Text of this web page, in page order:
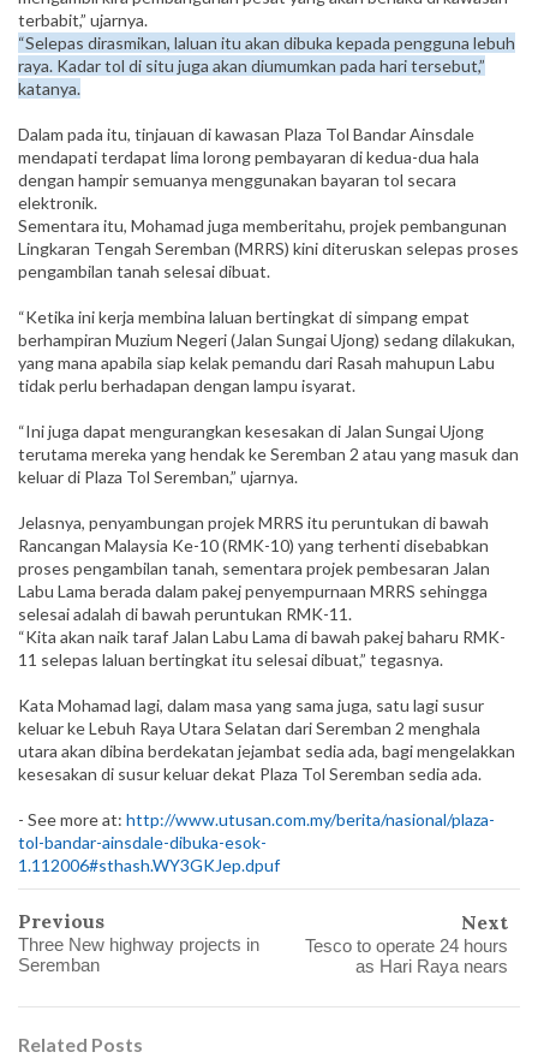
terbabit,” ujarnya.
“Selepas dirasmikan, laluan itu akan dibuka kepada pengguna lebuh
raya. Kadar tol di situ juga akan diumumkan pada hari tersebut,”
katanya.
Dalam pada itu, tinjauan di kawasan Plaza Tol Bandar Ainsdale
mendapati terdapat lima lorong pembayaran di kedua-dua hala
dengan hampir semuanya menggunakan bayaran tol secara
elektronik.
Sementara itu, Mohamad juga memberitahu, projek pembangunan
Lingkaran Tengah Seremban (MRRS) kini diteruskan selepas proses
pengambilan tanah selesai dibuat.
“Ketika ini kerja membina laluan bertingkat di simpang empat
berhampiran Muzium Negeri (Jalan Sungai Ujong) sedang dilakukan,
yang mana apabila siap kelak pemandu dari Rasah mahupun Labu
tidak perlu berhadapan dengan lampu isyarat.
“Ini juga dapat mengurangkan kesesakan di Jalan Sungai Ujong
terutama mereka yang hendak ke Seremban 2 atau yang masuk dan
keluar di Plaza Tol Seremban,” ujarnya.
Jelasnya, penyambungan projek MRRS itu peruntukan di bawah
Rancangan Malaysia Ke-10 (RMK-10) yang terhenti disebabkan
proses pengambilan tanah, sementara projek pembesaran Jalan
Labu Lama berada dalam pakej penyempurnaan MRRS sehingga
selesai adalah di bawah peruntukan RMK-11.
“Kita akan naik taraf Jalan Labu Lama di bawah pakej baharu RMK-
11 selepas laluan bertingkat itu selesai dibuat,” tegasnya.
Kata Mohamad lagi, dalam masa yang sama juga, satu lagi susur
keluar ke Lebuh Raya Utara Selatan dari Seremban 2 menghala
utara akan dibina berdekatan jejambat sedia ada, bagi menge­lakkan
kesesakan di susur keluar dekat Plaza Tol Seremban sedia ada.
- See more at: http://www.utusan.com.my/berita/nasional/plaza-
tol-bandar-ainsdale-dibuka-esok-
1.112006#sthash.WY3GKJep.dpuf
Previous
Three New highway projects in
Seremban
Next
Tesco to operate 24 hours
as Hari Raya nears
Related Posts